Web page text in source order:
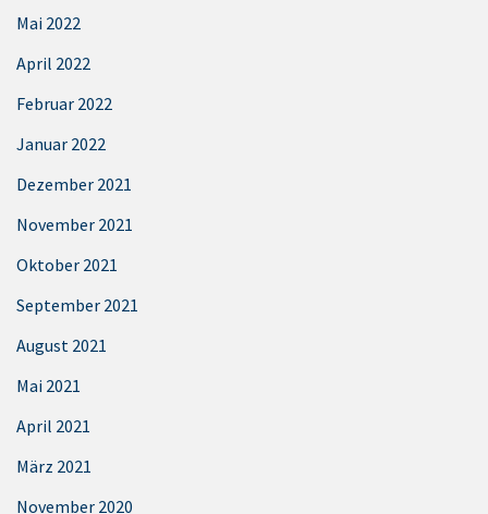
Mai 2022
April 2022
Februar 2022
Januar 2022
Dezember 2021
November 2021
Oktober 2021
September 2021
August 2021
Mai 2021
April 2021
März 2021
November 2020